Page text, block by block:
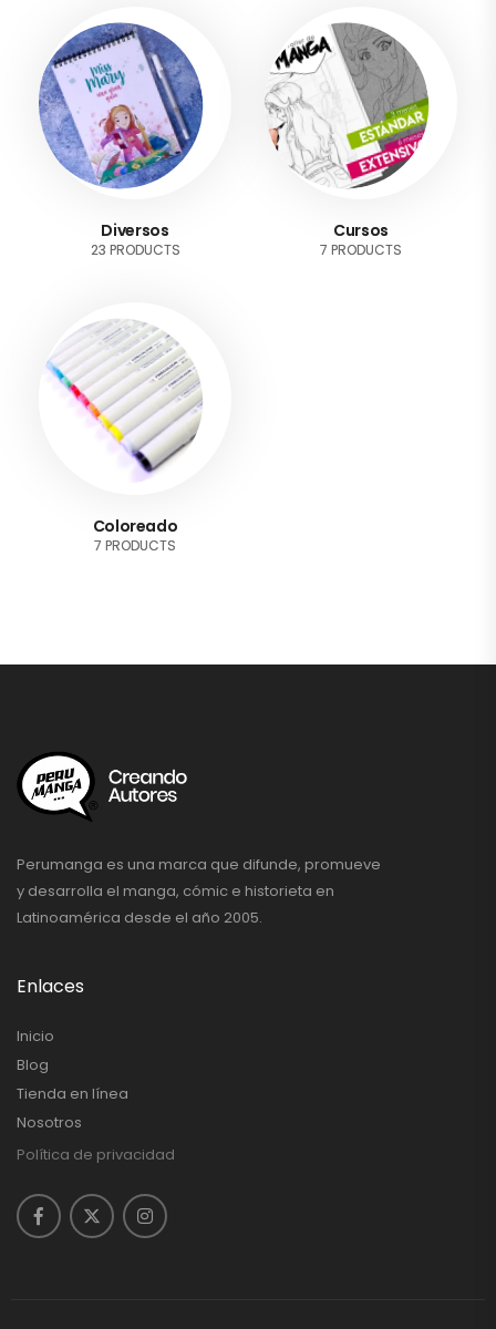
Diversos
23 PRODUCTS
Cursos
7 PRODUCTS
Coloreado
7 PRODUCTS
Perumanga es una marca que difunde, promueve
y desarrolla el manga, cómic e historieta en
Latinoamérica desde el año 2005.
Enlaces
Inicio
Blog
Tienda en línea
Nosotros
Política de privacidad